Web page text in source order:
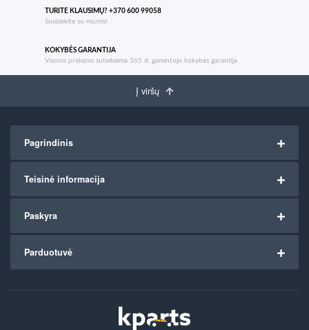
TURITE KLAUSIMŲ? +370 600 99058
Susisiekite su mumis!
KOKYBĖS GARANTIJA
Visoms prekėms suteikiama 365 d. gamintojo kokybės garantija
Į viršų
Pagrindinis
Teisinė informacija
Paskyra
Parduotuvė